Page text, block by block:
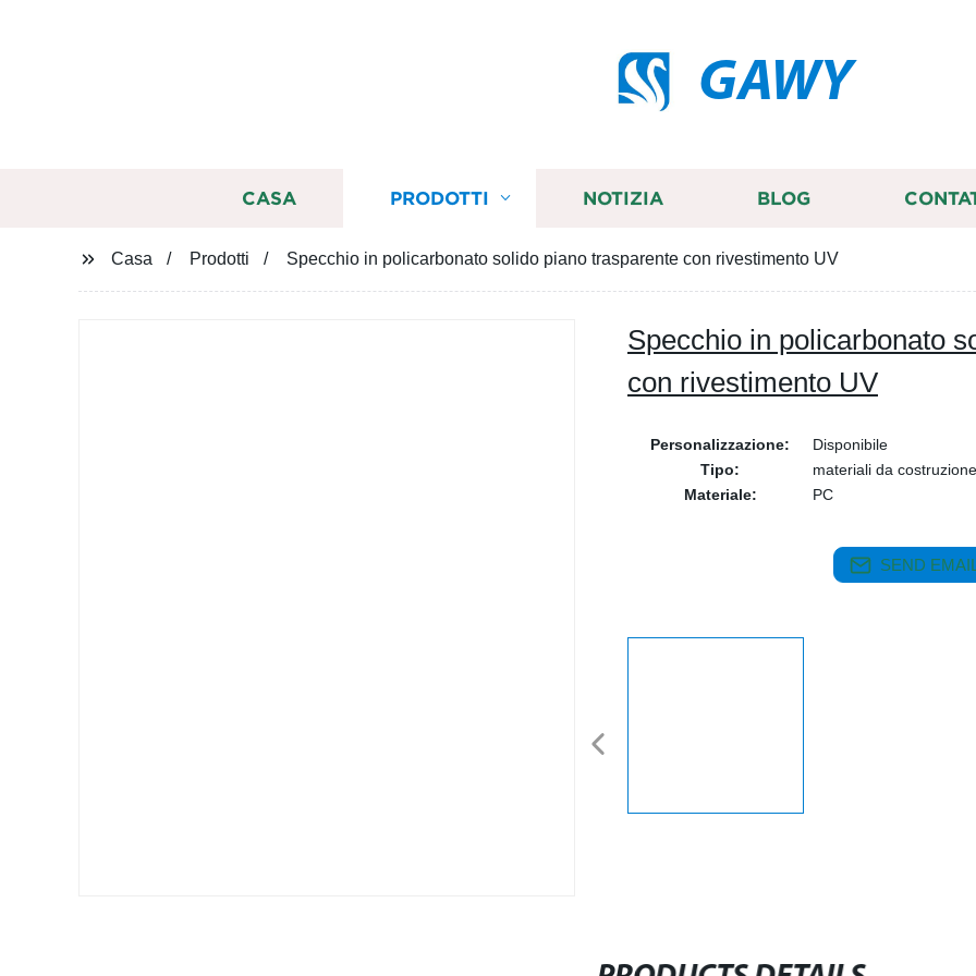
GAWY
CASA PRODOTTI NOTIZIA BLOG
Casa Prodotti Specchio in policarbonato solido piano trasparente con rivestimento UV
Specchio in policarbonato
con rivestimento UV
Personalizzazione:
Disponibile
Tipo:
materiali da costruzione
Materiale:
PC
SEND